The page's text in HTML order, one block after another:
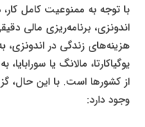
با توجه به ممنوعیت کامل کار،
اندونزی، برنامه‌ریزی مالی
هزینه‌های زندگی در اندونزی،
یوگیاکارتا، مالانگ یا
از کشورها است. با این حال،
وجود دارد: